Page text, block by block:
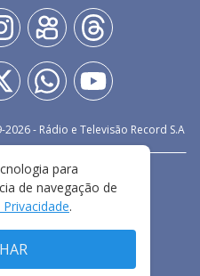
2026- Rádio e Televisão Record S.A
PRIVACIDADE
DE USO
para
de navegação de
.